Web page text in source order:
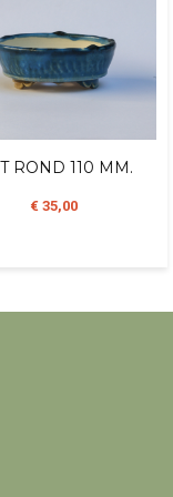
ROND 110 MM.
€ 35,00